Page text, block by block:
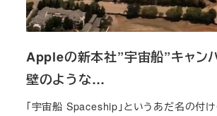
Appleの新本社”宇宙船”キャン
壁のような…
「宇宙船 Spaceship」というあだ名の付